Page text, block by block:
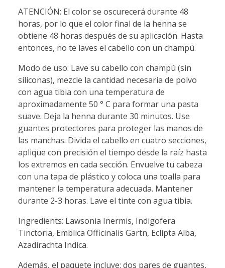
ATENCIÓN: El color se oscurecerá durante 48
horas, por lo que el color final de la henna se
obtiene 48 horas después de su aplicación. Hasta
entonces, no te laves el cabello con un champú.
Modo de uso: Lave su cabello con champú (sin
siliconas), mezcle la cantidad necesaria de polvo
con agua tibia con una temperatura de
aproximadamente 50 ° C para formar una pasta
suave. Deja la henna durante 30 minutos. Use
guantes protectores para proteger las manos de
las manchas. Divida el cabello en cuatro secciones,
aplique con precisión el tiempo desde la raíz hasta
los extremos en cada sección. Envuelve tu cabeza
con una tapa de plástico y coloca una toalla para
mantener la temperatura adecuada. Mantener
durante 2-3 horas. Lave el tinte con agua tibia.
Ingredients: Lawsonia Inermis, Indigofera
Tinctoria, Emblica Officinalis Gartn, Eclipta Alba,
Azadirachta Indica.
Además, el paquete incluye: dos pares de guantes,